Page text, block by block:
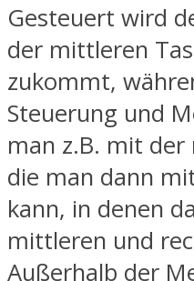
Gesteuert wird
der mittleren
zukommt,
Steuerung und
man z.B. mit
die man dann
kann, in denen
mittleren und
Außerhalb der